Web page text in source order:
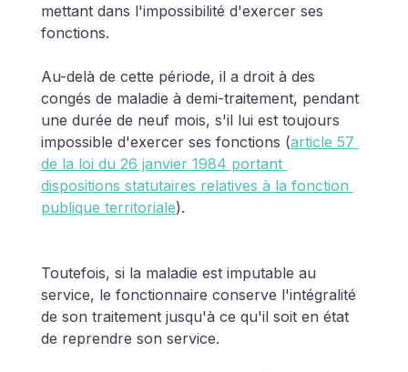
mettant dans l'impossibilité d'exercer ses
fonctions.
Au-delà de cette période, il a droit à des
congés de maladie à demi-traitement, pendant
une durée de neuf mois, s'il lui est toujours
impossible d'exercer ses fonctions (article 57
de la loi du 26 janvier 1984 portant
dispositions statutaires relatives à la fonction
publique territoriale).
Toutefois, si la maladie est imputable au
service, le fonctionnaire conserve l'intégralité
de son traitement jusqu'à ce qu'il soit en état
de reprendre son service.